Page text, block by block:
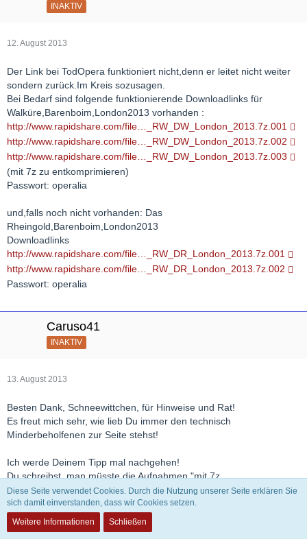
INAKTIV
12. August 2013
Der Link bei TodOpera funktioniert nicht,denn er leitet nicht weiter
sondern zurück.Im Kreis sozusagen.
Bei Bedarf sind folgende funktionierende Downloadlinks für
Walküre,Barenboim,London2013 vorhanden :
http://www.rapidshare.com/file…_RW_DW_London_2013.7z.001
http://www.rapidshare.com/file…_RW_DW_London_2013.7z.002
http://www.rapidshare.com/file…_RW_DW_London_2013.7z.003
(mit 7z zu entkomprimieren)
Passwort: operalia
und,falls noch nicht vorhanden: Das
Rheingold,Barenboim,London2013
Downloadlinks
http://www.rapidshare.com/file…_RW_DR_London_2013.7z.001
http://www.rapidshare.com/file…_RW_DR_London_2013.7z.002
Passwort: operalia
Caruso41
INAKTIV
13. August 2013
Besten Dank, Schneewittchen, für Hinweise und Rat!
Es freut mich sehr, wie lieb Du immer den technisch
Minderbeholfenen zur Seite stehst!
Ich werde Deinem Tipp mal nachgehen!
Du schreibst, man müsste die Aufnahmen "mit 7z
entkomprimieren"! Da kann ich jetzt noch nichts mit anfangen.
Bisher habe ich heruntergeladene Aufnahmen immer auf dem von
Windows7 angebotenen entpackt.
Diese Seite verwendet Cookies. Durch die Nutzung unserer Seite erklären Sie
sich damit einverstanden, dass wir Cookies setzen.
Weitere Informationen
Schließen